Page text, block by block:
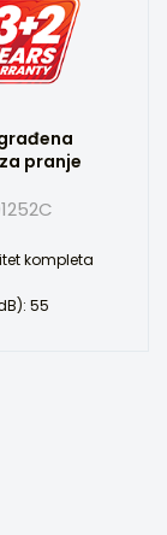
pranje
kompleta
55